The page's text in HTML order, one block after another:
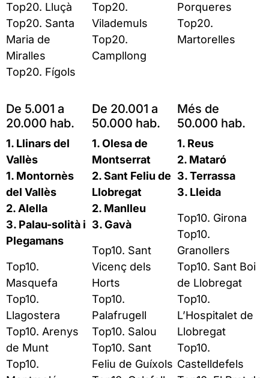
Top20. Lluçà
Top20. Santa
Maria de
Miralles
Top20. Fígols
Top20.
Vilademuls
Top20.
Campllong
Porqueres
Top20.
Martorelles
De 5.001 a
20.000 hab.
1. Llinars del
Vallès
1. Montornès
del Vallès
2. Alella
3. Palau-solità i
Plegamans
Top10.
Masquefa
Top10.
Llagostera
Top10. Arenys
de Munt
Top10.
De 20.001 a
50.000 hab.
1. Olesa de
Montserrat
2. Sant Feliu de
Llobregat
2. Manlleu
3. Gavà
Top10. Sant
Vicenç dels
Horts
Top10.
Palafrugell
Top10. Salou
Top10. Sant
Feliu de Guíxols
Més de
50.000 hab.
1. Reus
2. Mataró
3. Terrassa
3. Lleida
Top10. Girona
Top10.
Granollers
Top10. Sant Boi
de Llobregat
Top10.
L’Hospitalet de
Llobregat
Top10.
Castelldefels